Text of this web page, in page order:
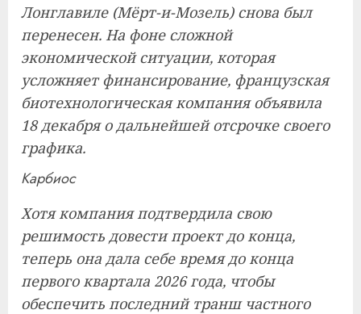
Лонглавиле (Мёрт-и-Мозель) снова был
перенесен. На фоне сложной
экономической ситуации, которая
усложняет финансирование, французская
биотехнологическая компания объявила
18 декабря о дальнейшей отсрочке своего
графика.
Карбиос
Хотя компания подтвердила свою
решимость довести проект до конца,
теперь она дала себе время до конца
первого квартала 2026 года, чтобы
обеспечить последний транш частного